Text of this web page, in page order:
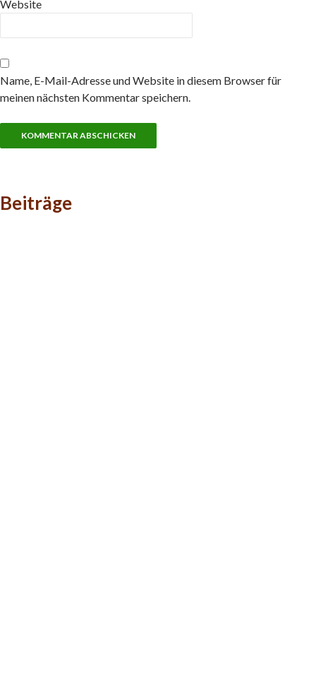
Website
Name, E-Mail-Adresse und Website in diesem Browser für
meinen nächsten Kommentar speichern.
Beiträge